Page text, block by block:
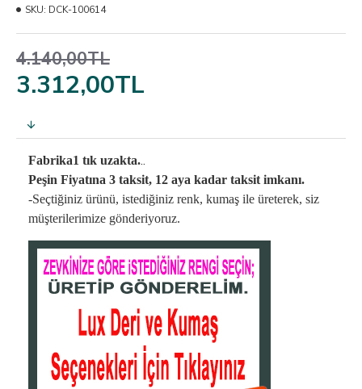
3.312,00TL
4.140,00TL
SKU: DCK-100614
Fabrika1 tık uzakta...
Peşin Fiyatına 3 taksit, 12 aya kadar taksit imkanı.
-Seçtiğiniz ürünü, istediğiniz renk, kumaş ile üreterek, siz
müşterilerimize gönderiyoruz.